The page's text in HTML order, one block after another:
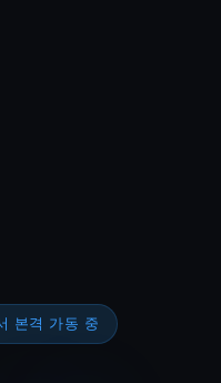
본격 가동 중